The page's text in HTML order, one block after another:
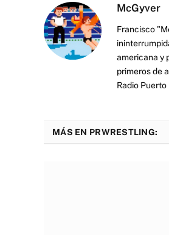
McGyver
Francisco
americana y
primeros de
Radio
MÁS EN PRWRESTLING: